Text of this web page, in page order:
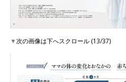
▼次の画像は下へスクロール (13/37)